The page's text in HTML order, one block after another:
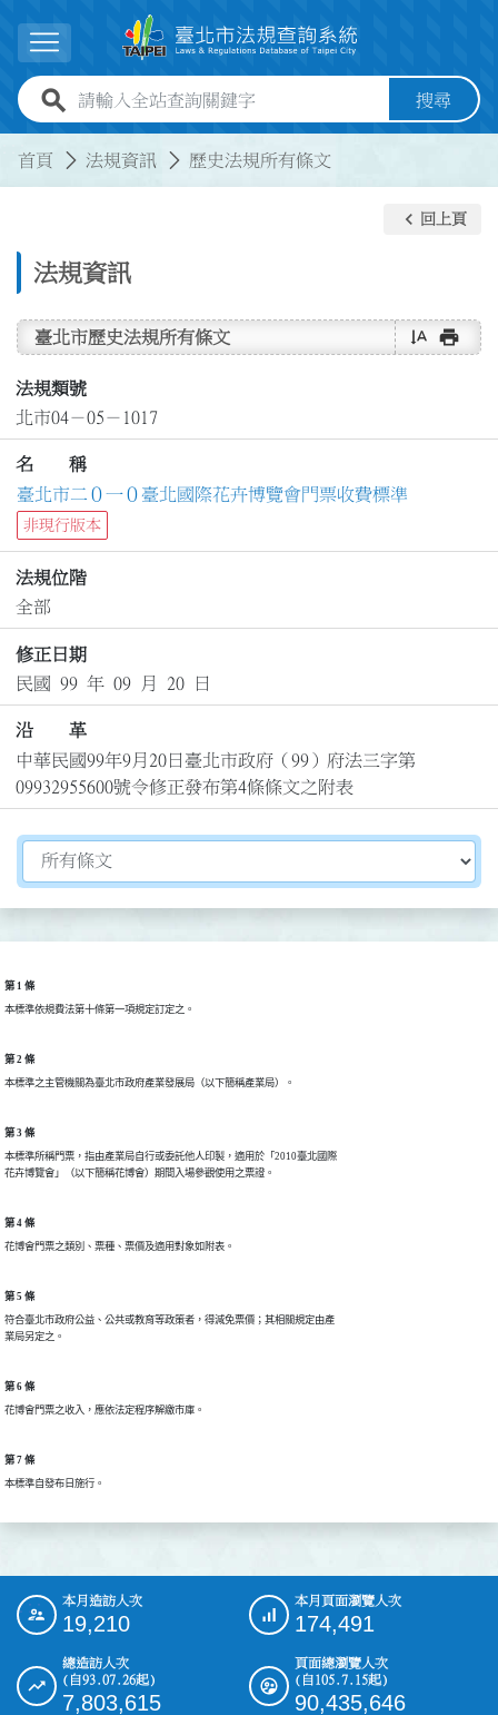
展開選單
全站查詢關鍵字欄位 搜尋
首頁 法規資訊 歷史法規所有條文
法規資訊
keyboard_arrow_left 回上頁
臺北市歷史法規所有條文 text_rotate_vertical print
法規類號
北市04－05－1017
名 稱
臺北市二０一０臺北國際花卉博覽會門票收費標準
非現行版本
法規位階
全部
修正日期
民國 99 年 09 月 20 日
沿 革
中華民國99年9月20日臺北市政府（99）府法三字第
09932955600號令修正發布第4條條文之附表
切換選擇法規資訊內容
第 1 條
本標準依規費法第十條第一項規定訂定之。
第 2 條
本標準之主管機關為臺北市政府產業發展局（以下簡稱產業局）。
第 3 條
本標準所稱門票，指由產業局自行或委託他人印製，適用於「2010臺北國際
花卉博覽會」（以下簡稱花博會）期間入場參觀使用之票證。
第 4 條
花博會門票之類別、票種、票價及適用對象如附表。
第 5 條
符合臺北市政府公益、公共或教育等政策者，得減免票價；其相關規定由產
業局另定之。
第 6 條
花博會門票之收入，應依法定程序解繳市庫。
第 7 條
本標準自發布日施行。
::: 本月造訪人次
19,210
本月頁面瀏覽人次
174,491
總造訪人次
(自93.07.26起)
7,803,615
頁面總瀏覽人次
(自105.7.15起)
90,435,646